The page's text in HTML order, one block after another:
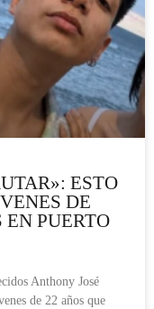
ESTO
DE
EN PUERTO
Anthony José
de 22 años que